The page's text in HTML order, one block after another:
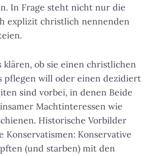
In Frage steht nicht nur die
explizit christlich nennenden
klären, ob sie einen christlichen
pflegen will oder einen dezidiert
sind vorbei, in denen Beide
Machtinteressen wie
Historische Vorbilder
Konservatismen: Konservative
(und starben) mit den